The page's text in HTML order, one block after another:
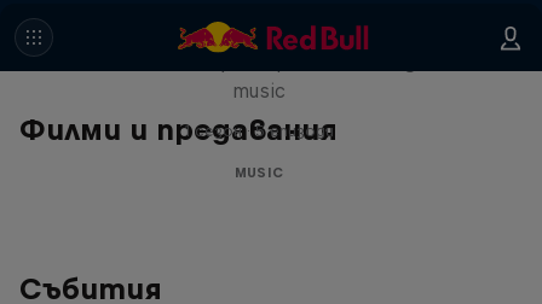
Филми и предавания
Diggin' in the Carts
music
1 сезон · 5 епизоди
MUSIC
Събития